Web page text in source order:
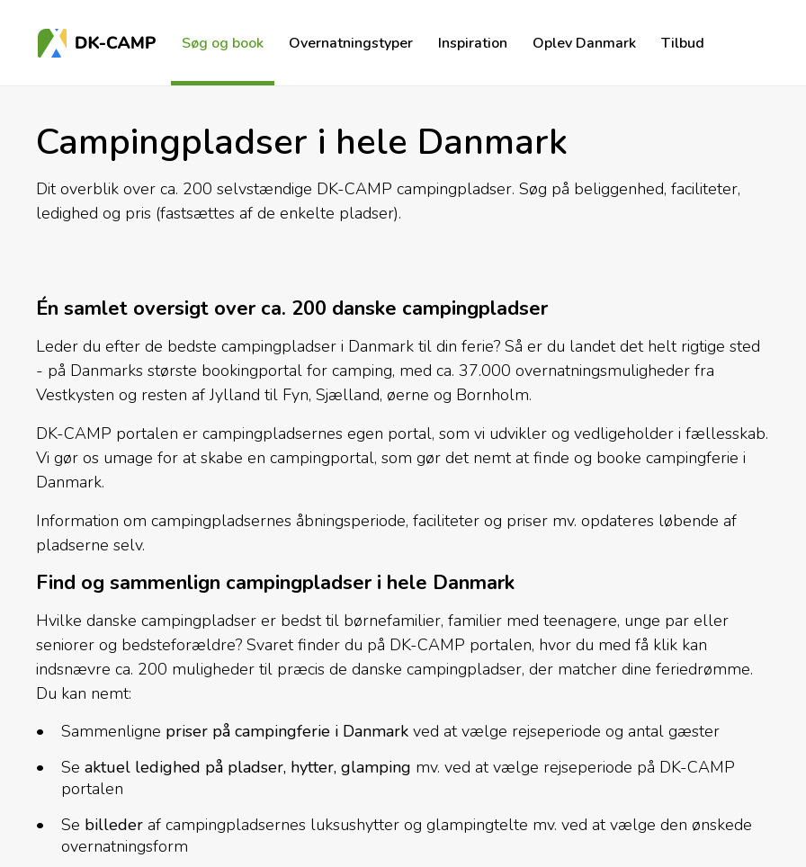
Søg og book Overnatningstyper Inspiration Oplev Danmark Tilbud
Campingpladser i hele Danmark
Dit overblik over ca. 200 selvstændige DK-CAMP campingpladser. Søg på beliggenhed, faciliteter,
ledighed og pris (fastsættes af de enkelte pladser).
Én samlet oversigt over ca. 200 danske campingpladser
Leder du efter de bedste campingpladser i Danmark til din ferie? Så er du landet det helt rigtige sted
- på Danmarks største bookingportal for camping, med ca. 37.000 overnatningsmuligheder fra
Vestkysten og resten af Jylland til Fyn, Sjælland, øerne og Bornholm.
DK-CAMP portalen er campingpladsernes egen portal, som vi udvikler og vedligeholder i fællesskab.
Vi gør os umage for at skabe en campingportal, som gør det nemt at finde og booke campingferie i
Danmark.
Information om campingpladsernes åbningsperiode, faciliteter og priser mv. opdateres løbende af
pladserne selv.
Find og sammenlign campingpladser i hele Danmark
Hvilke danske campingpladser er bedst til børnefamilier, familier med teenagere, unge par eller
seniorer og bedsteforældre? Svaret finder du på DK-CAMP portalen, hvor du med få klik kan
indsnævre ca. 200 muligheder til præcis de danske campingpladser, der matcher dine feriedrømme.
Du kan nemt:
Sammenligne priser på campingferie i Danmark ved at vælge rejseperiode og antal gæster
Se aktuel ledighed på pladser, hytter, glamping mv. ved at vælge rejseperiode på DK-CAMP
portalen
Se billeder af campingpladsernes luksushytter og glampingtelte mv. ved at vælge den ønskede
overnatningsform